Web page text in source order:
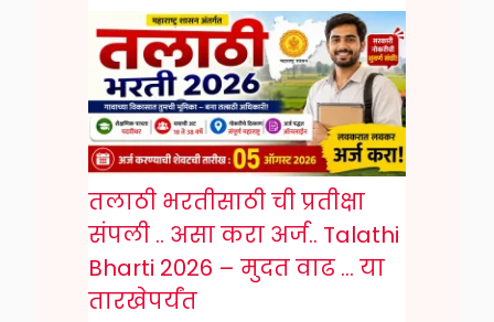
तलाठी भरतीसाठी ची प्रतीक्षा
संपली .. असा करा अर्ज.. Talathi
Bharti 2026 – मुदत वाढ … या
तारखेपर्यंत